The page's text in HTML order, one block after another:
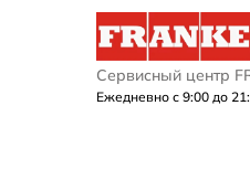
Сервисный центр
Ежедневно с 9:00 до